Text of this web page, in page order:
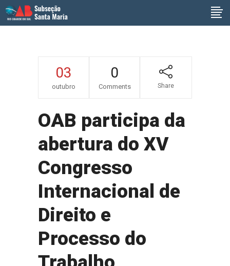
03
outubro
0
Comments Share
OAB participa da
abertura do XV
Congresso
Internacional de
Direito e
Processo do